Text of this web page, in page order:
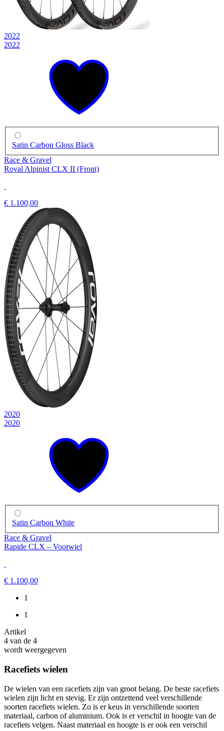
2022
2022
Satin Carbon Gloss Black
Race & Gravel
Roval Alpinist CLX II (Front)
€ 1.100,00
2020
2020
Satin Carbon White
Race & Gravel
Rapide CLX – Voorwiel
€ 1.100,00
1
1
Artikel
4 van de 4
wordt weergegeven
Racefiets wielen
De wielen van een racefiets zijn van groot belang. De beste racefiets
wielen zijn licht en stevig. Er zijn ontzettend veel verschillende
soorten racefiets wielen. Zo is er keus in verschillende soorten
materiaal, carbon of aluminium. Ook is er verschil in hoogte van de
racefiets velgen. Naast materiaal en hoogte is er ook een verschil